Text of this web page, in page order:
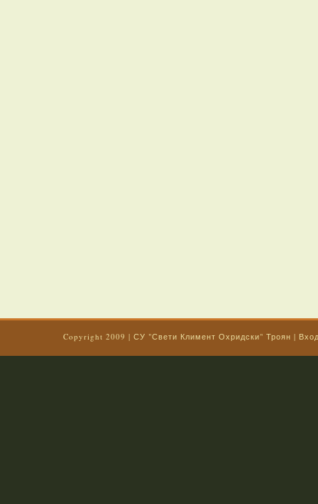
Copyright 2009 | СУ "Свети Климент Охридски" Троян |